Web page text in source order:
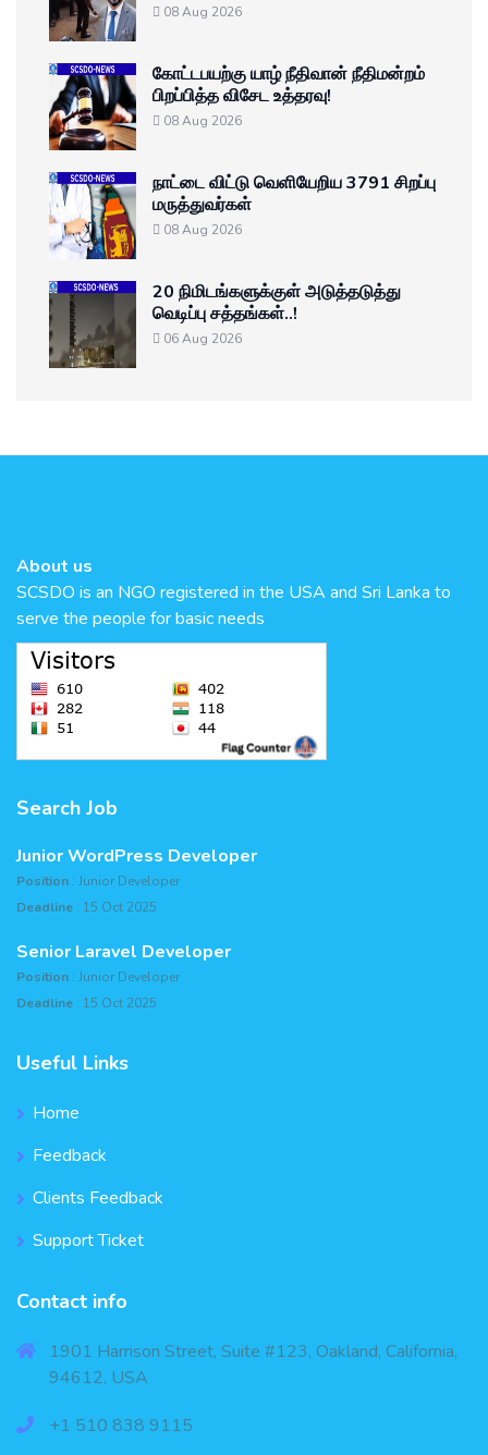
08 Aug 2026
கோட்டபயற்கு யாழ் நீதிவான் நீதிமன்றம்
பிறப்பித்த விசேட உத்தரவு!
08 Aug 2026
நாட்டை விட்டு வெளியேறிய 3791 சிறப்பு
மருத்துவர்கள்
08 Aug 2026
20 நிமிடங்களுக்குள் அடுத்தடுத்து
வெடிப்பு சத்தங்கள்..!
06 Aug 2026
About us
SCSDO is an NGO registered in the USA and Sri Lanka to
serve the people for basic needs
Search Job
Junior WordPress Developer
Position : Junior Developer
Deadline : 15 Oct 2025
Senior Laravel Developer
Position : Junior Developer
Deadline : 15 Oct 2025
Useful Links
Home
Feedback
Clients Feedback
Support Ticket
Contact info
1901 Harrison Street, Suite #123, Oakland, California,
94612, USA
+1 510 838 9115